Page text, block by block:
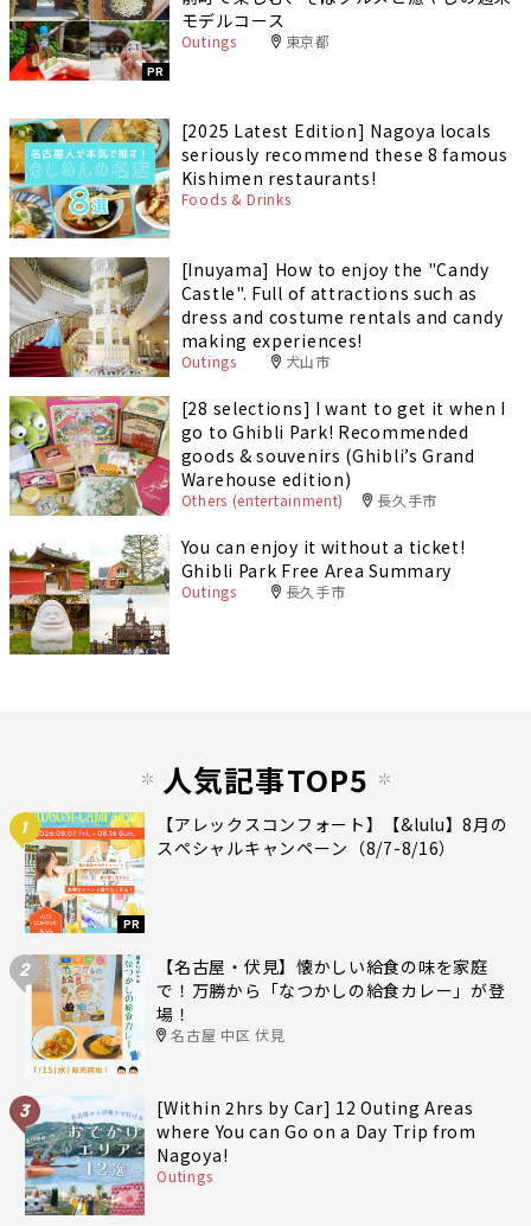
PR
モデルコース
Outings 東京都
[2025 Latest Edition] Nagoya locals
seriously recommend these 8 famous
Kishimen restaurants!
Foods & Drinks
[Inuyama] How to enjoy the "Candy
Castle". Full of attractions such as
dress and costume rentals and candy
making experiences!
Outings 犬山市
[28 selections] I want to get it when I
go to Ghibli Park! Recommended
goods & souvenirs (Ghibli’s Grand
Warehouse edition)
Others (entertainment) 長久手市
You can enjoy it without a ticket!
Ghibli Park Free Area Summary
Outings 長久手市
人気記事TOP5
1
PR
【アレックスコンフォート】【&lulu】8月の
スペシャルキャンペーン（8/7-8/16）
2
【名古屋・伏見】懐かしい給食の味を家庭
で！万勝から「なつかしの給食カレー」が登
場！
名古屋 中区 伏見
3
[Within 2hrs by Car] 12 Outing Areas
where You can Go on a Day Trip from
Nagoya!
Outings